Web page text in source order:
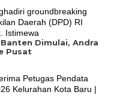
Dimulai, Andra
Pusat